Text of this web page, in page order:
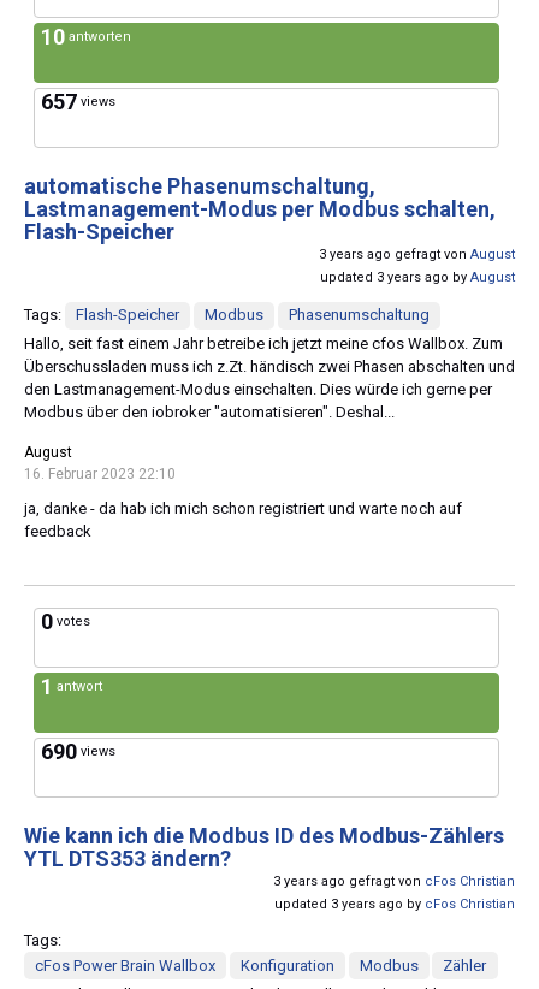
10 antworten
657 views
automatische Phasenumschaltung,
Lastmanagement-Modus per Modbus schalten,
Flash-Speicher
3 years ago gefragt von August
updated 3 years ago by August
Tags: Flash-Speicher Modbus
Phasenumschaltung
Hallo, seit fast einem Jahr betreibe ich jetzt meine cfos Wallbox. Zum
Überschussladen muss ich z.Zt. händisch zwei Phasen abschalten und
den Lastmanagement-Modus einschalten. Dies würde ich gerne per
Modbus über den iobroker "automatisieren". Deshal...
August
16. Februar 2023 22:10
ja, danke - da hab ich mich schon registriert und warte noch auf
feedback
0 votes
1 antwort
690 views
Wie kann ich die Modbus ID des Modbus-Zählers
YTL DTS353 ändern?
3 years ago gefragt von cFos Christian
updated 3 years ago by cFos Christian
Tags:
cFos Power Brain Wallbox
Konfiguration Modbus
Zähler